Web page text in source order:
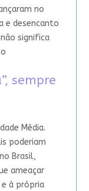
no
e desencanto
significa
sempre
Média.
poderiam
Brasil,
ameaçar
à própria